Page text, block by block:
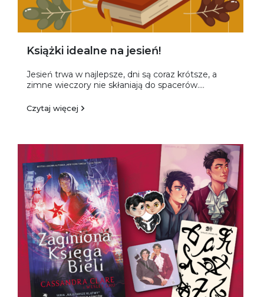
Książki idealne na jesień!
Jesień trwa w najlepsze, dni są coraz krótsze, a
zimne wieczory nie skłaniają do spacerów....
Czytaj więcej